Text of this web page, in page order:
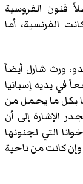
فنون الفروسية
الفرنسية، أما
ورث شارل أيضاً
في يديه إسبانيا
بكل ما يحمل من
الإشارة إلى أن
التي لجنونها
كانت من ناحية